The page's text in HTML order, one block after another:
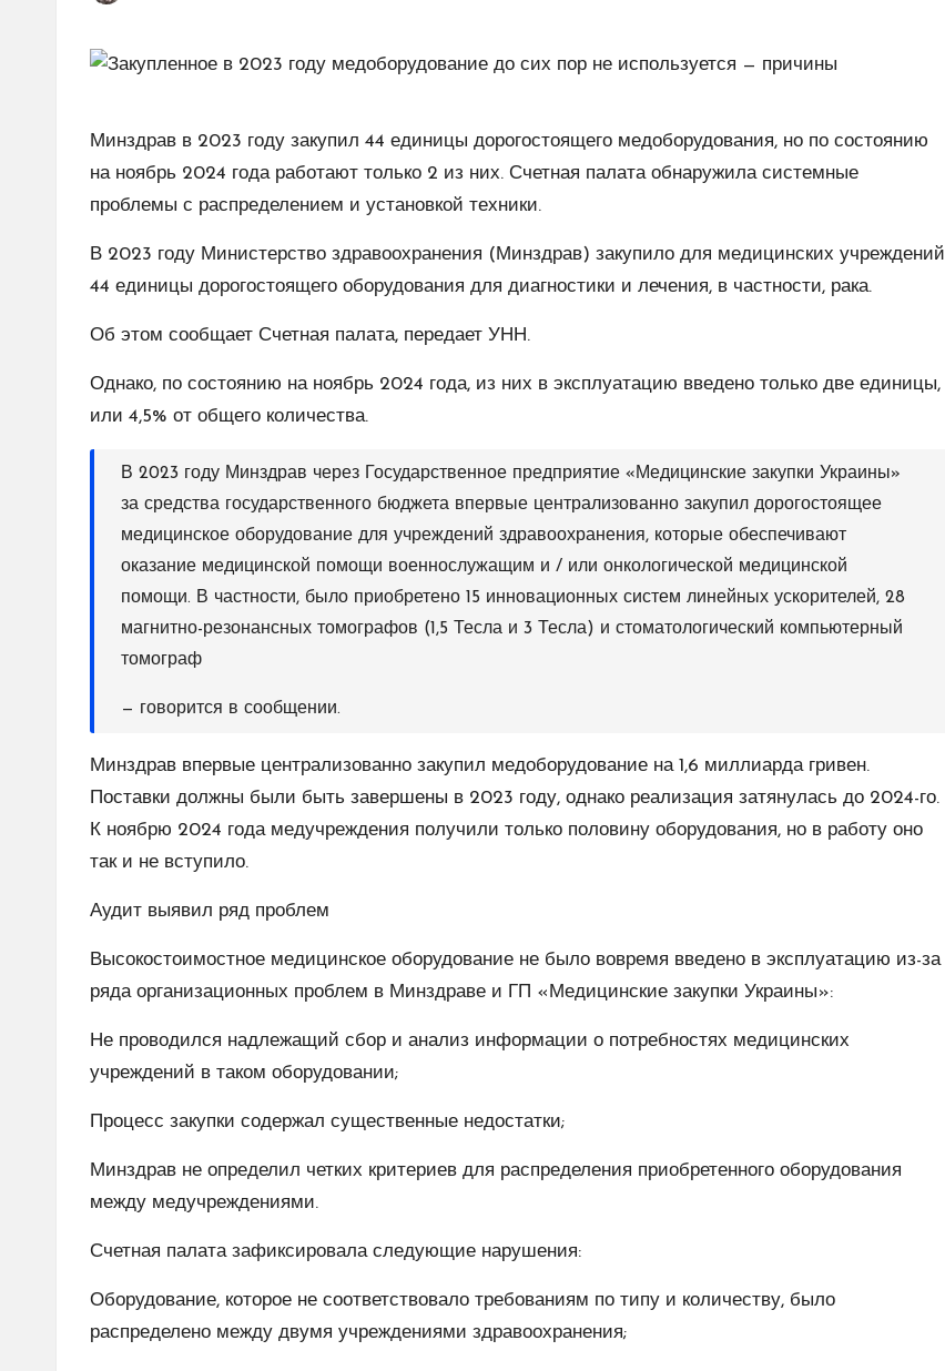
Минздрав в 2023 году закупил 44 единицы дорогостоящего медоборудования, но по состоянию
на ноябрь 2024 года работают только 2 из них. Счетная палата обнаружила системные
проблемы с распределением и установкой техники.
В 2023 году Министерство здравоохранения (Минздрав) закупило для медицинских учреждений
44 единицы дорогостоящего оборудования для диагностики и лечения, в частности, рака.
Об этом сообщает Счетная палата, передает УНН.
Однако, по состоянию на ноябрь 2024 года, из них в эксплуатацию введено только две единицы,
или 4,5% от общего количества.
В 2023 году Минздрав через Государственное предприятие «Медицинские закупки Украины»
за средства государственного бюджета впервые централизованно закупил дорогостоящее
медицинское оборудование для учреждений здравоохранения, которые обеспечивают
оказание медицинской помощи военнослужащим и / или онкологической медицинской
помощи. В частности, было приобретено 15 инновационных систем линейных ускорителей, 28
магнитно-резонансных томографов (1,5 Тесла и 3 Тесла) и стоматологический компьютерный
томограф
— говорится в сообщении.
Минздрав впервые централизованно закупил медоборудование на 1,6 миллиарда гривен.
Поставки должны были быть завершены в 2023 году, однако реализация затянулась до 2024-го.
К ноябрю 2024 года медучреждения получили только половину оборудования, но в работу оно
так и не вступило.
Аудит выявил ряд проблем
Высокостоимостное медицинское оборудование не было вовремя введено в эксплуатацию из-за
ряда организационных проблем в Минздраве и ГП «Медицинские закупки Украины»:
Не проводился надлежащий сбор и анализ информации о потребностях медицинских
учреждений в таком оборудовании;
Процесс закупки содержал существенные недостатки;
Минздрав не определил четких критериев для распределения приобретенного оборудования
между медучреждениями.
Счетная палата зафиксировала следующие нарушения:
Оборудование, которое не соответствовало требованиям по типу и количеству, было
распределено между двумя учреждениями здравоохранения;